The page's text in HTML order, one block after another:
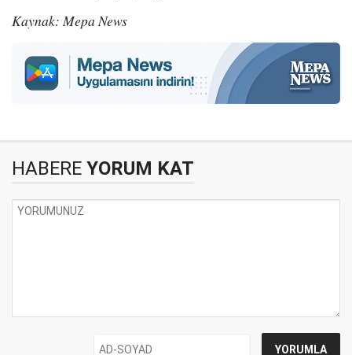
Kaynak: Mepa News
HABERE YORUM KAT